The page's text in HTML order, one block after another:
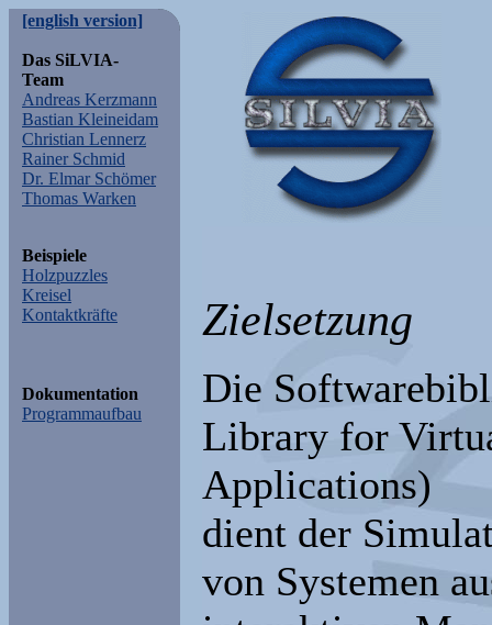
[english version]
Das SiLVIA-
Team
Andreas Kerzmann
Bastian Kleineidam
Christian Lennerz
Rainer Schmid
Dr. Elmar Schömer
Thomas Warken
Beispiele
Holzpuzzles
Kreisel
Kontaktkräfte
Dokumentation
Programmaufbau
Zielsetzung
Die
Library for
Applications)
dient der
von Systemen